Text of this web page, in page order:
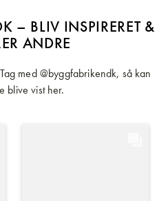
– BLIV INSPIRERET &
ANDRE
med @byggfabrikendk, så kan
blive vist her.